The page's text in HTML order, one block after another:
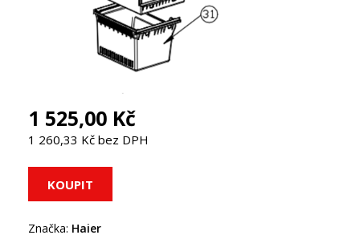
1 525,00 Kč
1 260,33 Kč bez DPH
Značka: Haier